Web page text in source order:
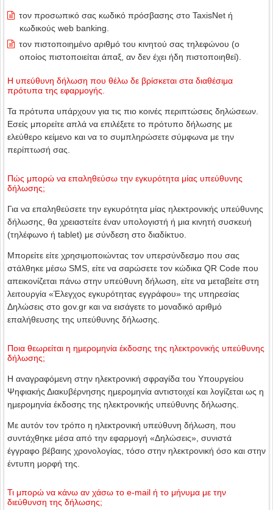
τον προσωπικό σας κωδικό πρόσβασης στο TaxisNet ή
κωδικούς web banking.
τον πιστοποιημένο αριθμό του κινητού σας τηλεφώνου (ο
οποίος πιστοποιείται άπαξ, αν δεν έχει ήδη πιστοποιηθεί).
Η υπεύθυνη δήλωση που θέλω δε βρίσκεται στα διαθέσιμα
πρότυπα της εφαρμογής.
Τα πρότυπα υπάρχουν για τις πιο κοινές περιπτώσεις δηλώσεων.
Εσείς μπορείτε απλά να επιλέξετε το πρότυπο δήλωσης με
ελεύθερο κείμενο και να το συμπληρώσετε σύμφωνα με την
περίπτωσή σας.
Πώς μπορώ να επαληθεύσω την εγκυρότητα μίας υπεύθυνης
δήλωσης;
Για να επαληθεύσετε την εγκυρότητα μίας ηλεκτρονικής υπεύθυνης
δήλωσης, θα χρειαστείτε έναν υπολογιστή ή μια κινητή συσκευή
(τηλέφωνο ή tablet) με σύνδεση στο διαδίκτυο.
Μπορείτε είτε χρησιμοποιώντας τον υπερσύνδεσμο που σας
στάλθηκε μέσω SMS, είτε να σαρώσετε τον κώδικα QR Code που
απεικονίζεται πάνω στην υπεύθυνη δήλωση, είτε να μεταβείτε στη
λειτουργία «Έλεγχος εγκυρότητας εγγράφου» της υπηρεσίας
Δηλώσεις στο gov.gr και να εισάγετε το μοναδικό αριθμό
επαλήθευσης της υπεύθυνης δήλωσης.
Ποια θεωρείται η ημερομηνία έκδοσης της ηλεκτρονικής υπεύθυνης
δήλωσης;
Η αναγραφόμενη στην ηλεκτρονική σφραγίδα του Υπουργείου
Ψηφιακής Διακυβέρνησης ημερομηνία αντιστοιχεί και λογίζεται ως η
ημερομηνία έκδοσης της ηλεκτρονικής υπεύθυνης δήλωσης.
Με αυτόν τον τρόπο η ηλεκτρονική υπεύθυνη δήλωση, που
συντάχθηκε μέσα από την εφαρμογή «Δηλώσεις», συνιστά
έγγραφο βέβαιης χρονολογίας, τόσο στην ηλεκτρονική όσο και στην
έντυπη μορφή της.
Τι μπορώ να κάνω αν χάσω το e-mail ή το μήνυμα με την
διεύθυνση της δήλωσης;